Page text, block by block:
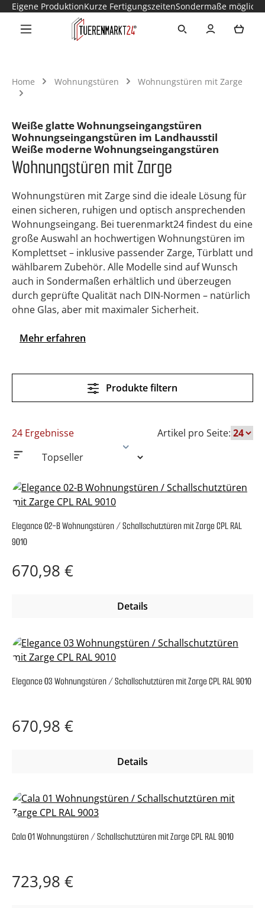
Zum Hauptinhalt springen
Eigene ProduktionKurze FertigungszeitenSondermaße möglich
Home Wohnungstüren Wohnungstüren mit Zarge
Wohnungstüren mit Zarge
Wohnungstüren mit Zarge sind die ideale Lösung für
einen sicheren, ruhigen und optisch ansprechenden
Wohnungseingang. Bei tuerenmarkt24 findest du eine
große Auswahl an hochwertigen Wohnungstüren im
Komplettset – inklusive passender Zarge, Türblatt und
wählbarem Zubehör. Alle Modelle sind auf Wunsch
auch in Sondermaßen erhältlich und überzeugen
durch geprüfte Qualität nach DIN-Normen – natürlich
ohne Glas, aber mit maximaler Sicherheit.
Mehr erfahren
Weiße glatte Wohnungseingangstüren
Wohnungseingangstüren im Landhausstil
Weiße moderne Wohnungseingangstüren
Produkte filtern
24 Ergebnisse Artikel pro Seite:
Elegance 02-B Wohnungstüren / Schallschutztüren mit Zarge CPL RAL
9010
Regulärer Preis:
670,98 €
Details
Elegance 03 Wohnungstüren / Schallschutztüren mit Zarge CPL RAL 9010
Regulärer Preis:
670,98 €
Details
Cala 01 Wohnungstüren / Schallschutztüren mit Zarge CPL RAL 9010
Regulärer Preis:
723,98 €